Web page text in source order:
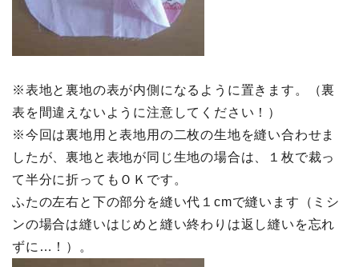
※表地と裏地の表が内側になるように置きます。（裏
表を間違えないように注意してください！）
※今回は裏地用と表地用の二枚の生地を縫い合わせま
したが、裏地と表地が同じ生地の場合は、１枚で裁っ
て半分に折ってもＯＫです。
ふたの左右と下の部分を縫い代１cmで縫います（ミシ
ンの場合は縫いはじめと縫い終わりは返し縫いを忘れ
ずに…！）。